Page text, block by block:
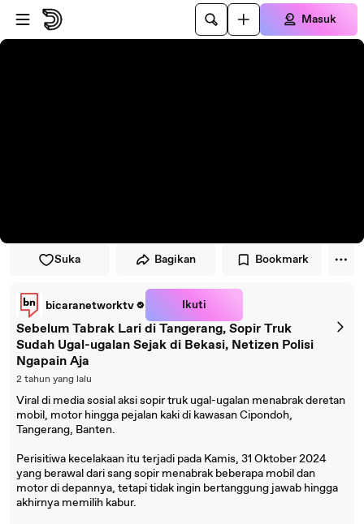
Lewati ke pemutar
Lewatkan ke konten utama
Masuk
Suka Bagikan Bookmark
bicaranetworktv Ikuti
Sebelum Tabrak Lari di Tangerang, Sopir Truk
Sudah Ugal-ugalan Sejak di Bekasi, Netizen Polisi
Ngapain Aja
2 tahun yang lalu
Viral di media sosial aksi sopir truk ugal-ugalan menabrak deretan
mobil, motor hingga pejalan kaki di kawasan Cipondoh,
Tangerang, Banten.
Perisitiwa kecelakaan itu terjadi pada Kamis, 31 Oktober 2024
yang berawal dari sang sopir menabrak beberapa mobil dan
motor di depannya, tetapi tidak ingin bertanggung jawab hingga
akhirnya memilih kabur.